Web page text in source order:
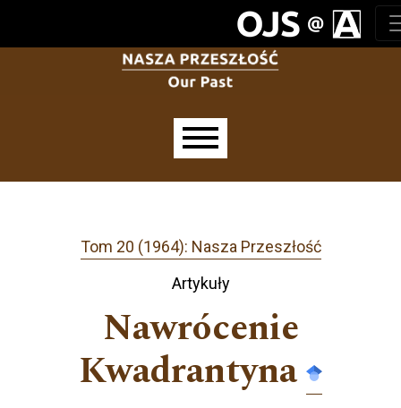
Tom 20 (1964): Nasza Przeszłość
Artykuły
Nawrócenie
Kwadrantyna